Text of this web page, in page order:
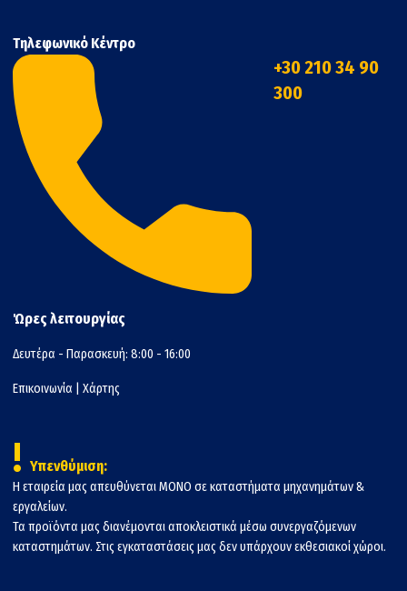
Τηλεφωνικό Κέντρο
+30 210 34 90
300
Ώρες λειτουργίας
Δευτέρα - Παρασκευή: 8:00 - 16:00
Επικοινωνία Χάρτης
! Υπενθύμιση:
Η εταιρεία μας απευθύνεται ΜΟΝΟ σε καταστήματα μηχανημάτων &
εργαλείων.
Τα προϊόντα μας διανέμονται αποκλειστικά μέσω συνεργαζόμενων
καταστημάτων. Στις εγκαταστάσεις μας δεν υπάρχουν εκθεσιακοί χώροι.